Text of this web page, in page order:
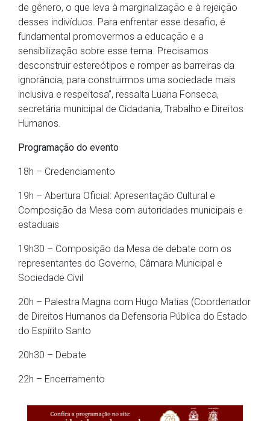
de gênero, o que leva à marginalização e à rejeição
desses indivíduos. Para enfrentar esse desafio, é
fundamental promovermos a educação e a
sensibilização sobre esse tema. Precisamos
desconstruir estereótipos e romper as barreiras da
ignorância, para construirmos uma sociedade mais
inclusiva e respeitosa”, ressalta Luana Fonseca,
secretária municipal de Cidadania, Trabalho e Direitos
Humanos.
Programação do evento
18h – Credenciamento
19h – Abertura Oficial: Apresentação Cultural e
Composição da Mesa com autoridades municipais e
estaduais
19h30 – Composição da Mesa de debate com os
representantes do Governo, Câmara Municipal e
Sociedade Civil
20h – Palestra Magna com Hugo Matias (Coordenador
de Direitos Humanos da Defensoria Pública do Estado
do Espírito Santo
20h30 – Debate
22h – Encerramento